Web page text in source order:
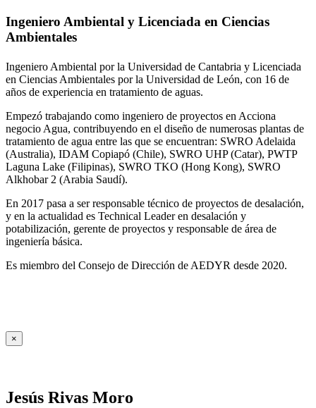
Ingeniero Ambiental y Licenciada en Ciencias
Ambientales
Ingeniero Ambiental por la Universidad de Cantabria y Licenciada
en Ciencias Ambientales por la Universidad de León, con 16 de
años de experiencia en tratamiento de aguas.
Empezó trabajando como ingeniero de proyectos en Acciona
negocio Agua, contribuyendo en el diseño de numerosas plantas de
tratamiento de agua entre las que se encuentran: SWRO Adelaida
(Australia), IDAM Copiapó (Chile), SWRO UHP (Catar), PWTP
Laguna Lake (Filipinas), SWRO TKO (Hong Kong), SWRO
Alkhobar 2 (Arabia Saudí).
En 2017 pasa a ser responsable técnico de proyectos de desalación,
y en la actualidad es Technical Leader en desalación y
potabilización, gerente de proyectos y responsable de área de
ingeniería básica.
Es miembro del Consejo de Dirección de AEDYR desde 2020.
×
Jesús Rivas Moro